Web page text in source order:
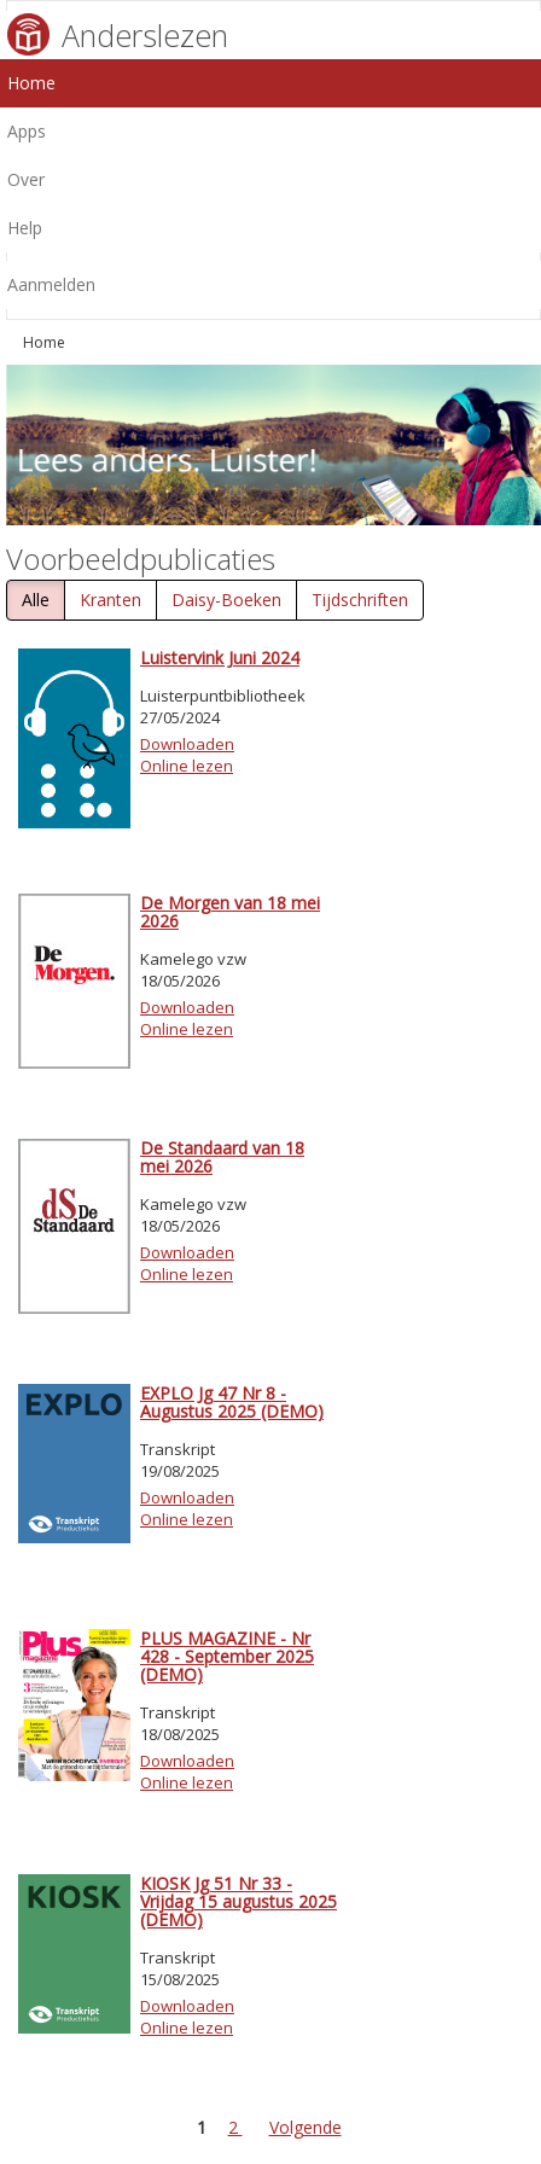
Anderslezen
Home
Apps
Over
Help
Aanmelden
Home
Voorbeeldpublicaties
Alle Kranten Daisy-Boeken Tijdschriften
Luistervink Juni 2024
Luisterpuntbibliotheek
27/05/2024
Downloaden
Online lezen
De Morgen van 18 mei
2026
Kamelego vzw
18/05/2026
Downloaden
Online lezen
De Standaard van 18
mei 2026
Kamelego vzw
18/05/2026
Downloaden
Online lezen
EXPLO Jg 47 Nr 8 -
Augustus 2025 (DEMO)
Transkript
19/08/2025
Downloaden
Online lezen
PLUS MAGAZINE - Nr
428 - September 2025
(DEMO)
Transkript
18/08/2025
Downloaden
Online lezen
KIOSK Jg 51 Nr 33 -
Vrijdag 15 augustus 2025
(DEMO)
Transkript
15/08/2025
Downloaden
Online lezen
1 2 Volgende